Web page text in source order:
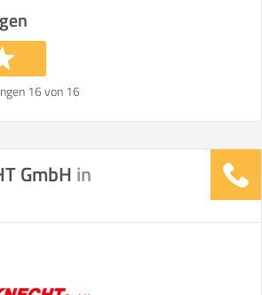
16 von 16
GmbH in